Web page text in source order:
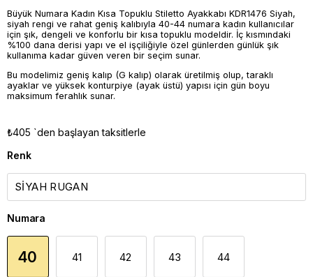
Büyük Numara Kadın Kısa Topuklu Stiletto Ayakkabı KDR1476 Siyah,
siyah rengi ve rahat geniş kalıbıyla 40-44 numara kadın kullanıcılar
için şık, dengeli ve konforlu bir kısa topuklu modeldir. İç kısmındaki
%100 dana derisi yapı ve el işçiliğiyle özel günlerden günlük şık
kullanıma kadar güven veren bir seçim sunar.
Bu modelimiz geniş kalıp (G kalıp) olarak üretilmiş olup, taraklı
ayaklar ve yüksek konturpiye (ayak üstü) yapısı için gün boyu
maksimum ferahlık sunar.
₺405 `den başlayan taksitlerle
Renk
Numara
40 41 42 43 44